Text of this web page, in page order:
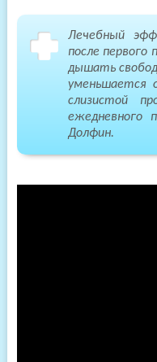
Лечебный
после первого
дышать
уменьшается
слизистой
ежедневного
Долфин.